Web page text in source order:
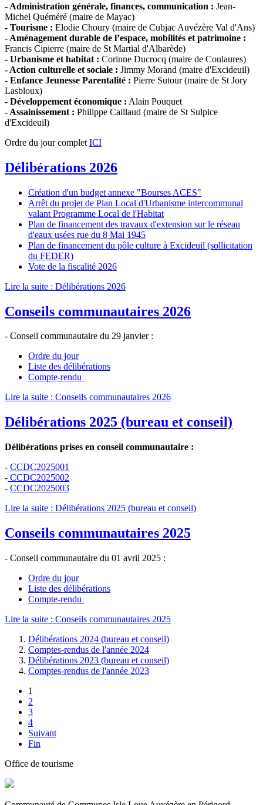
- Administration générale, finances, communication : Jean-
Michel Quéméré (maire de Mayac)
- Tourisme : Elodie Choury (maire de Cubjac Auvézère Val d'Ans)
- Aménagement durable de l’espace, mobilités et patrimoine :
Francis Cipierre (maire de St Martial d'Albarède)
- Urbanisme et habitat : Corinne Ducrocq (maire de Coulaures)
- Action culturelle et sociale : Jimmy Morand (maire d'Excideuil)
- Enfance Jeunesse Parentalité : Pierre Sutour (maire de St Jory
Lasbloux)
- Développement économique : Alain Pouquet
- Assainissement : Philippe Caillaud (maire de St Sulpice
d'Excideuil)
Ordre du jour complet ICI
Délibérations 2026
Création d'un budget annexe "Bourses ACES"
Arrêt du projet de Plan Local d'Urbanisme intercommunal
valant Programme Local de l'Habitat
Plan de financement des travaux d'extension sur le réseau
d'eaux usées rue du 8 Mai 1945
Plan de financement du pôle culture à Excideuil (sollicitation
du FEDER)
Vote de la fiscalité 2026
Lire la suite : Délibérations 2026
Conseils communautaires 2026
- Conseil communautaire du 29 janvier :
Ordre du jour
Liste des délibérations
Compte-rendu
Lire la suite : Conseils communautaires 2026
Délibérations 2025 (bureau et conseil)
Délibérations prises en conseil communautaire :
- CCDC2025001
- CCDC2025002
- CCDC2025003
Lire la suite : Délibérations 2025 (bureau et conseil)
Conseils communautaires 2025
- Conseil communautaire du 01 avril 2025 :
Ordre du jour
Liste des délibérations
Compte-rendu
Lire la suite : Conseils communautaires 2025
Délibérations 2024 (bureau et conseil)
Comptes-rendus de l'année 2024
Délibérations 2023 (bureau et conseil)
Comptes-rendus de l'année 2023
1
2
3
4
Suivant
Fin
Office de tourisme